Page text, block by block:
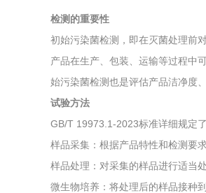
检测的重要性
初始污染菌检测，即在灭菌处理前
产品在生产、包装、运输等过程中
始污染菌检测也是评估产品洁净度
试验方法
GB/T 19973.1-2023标准详细规定
样品采集：根据产品特性和检测要
样品处理：对采集的样品进行适当
微生物培养：将处理后的样品接种